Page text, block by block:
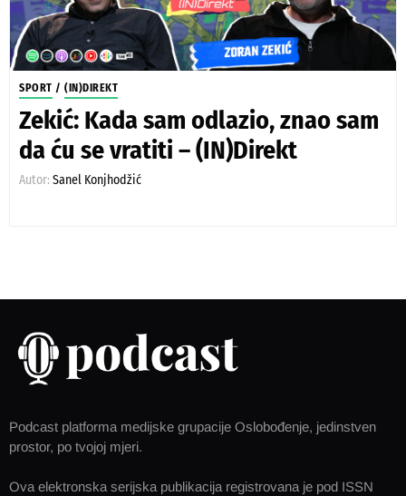
SPORT / (IN)DIREKT
Zekić: Kada sam odlazio, znao sam
da ću se vratiti – (IN)Direkt
Autor: Sanel Konjhodžić
Podcast platforma medijske grupacije Oslobođenje, jedinstven
prostor, po tvojoj mjeri.
Ova elektronska serijska publikacija registrovana je pod ISSN